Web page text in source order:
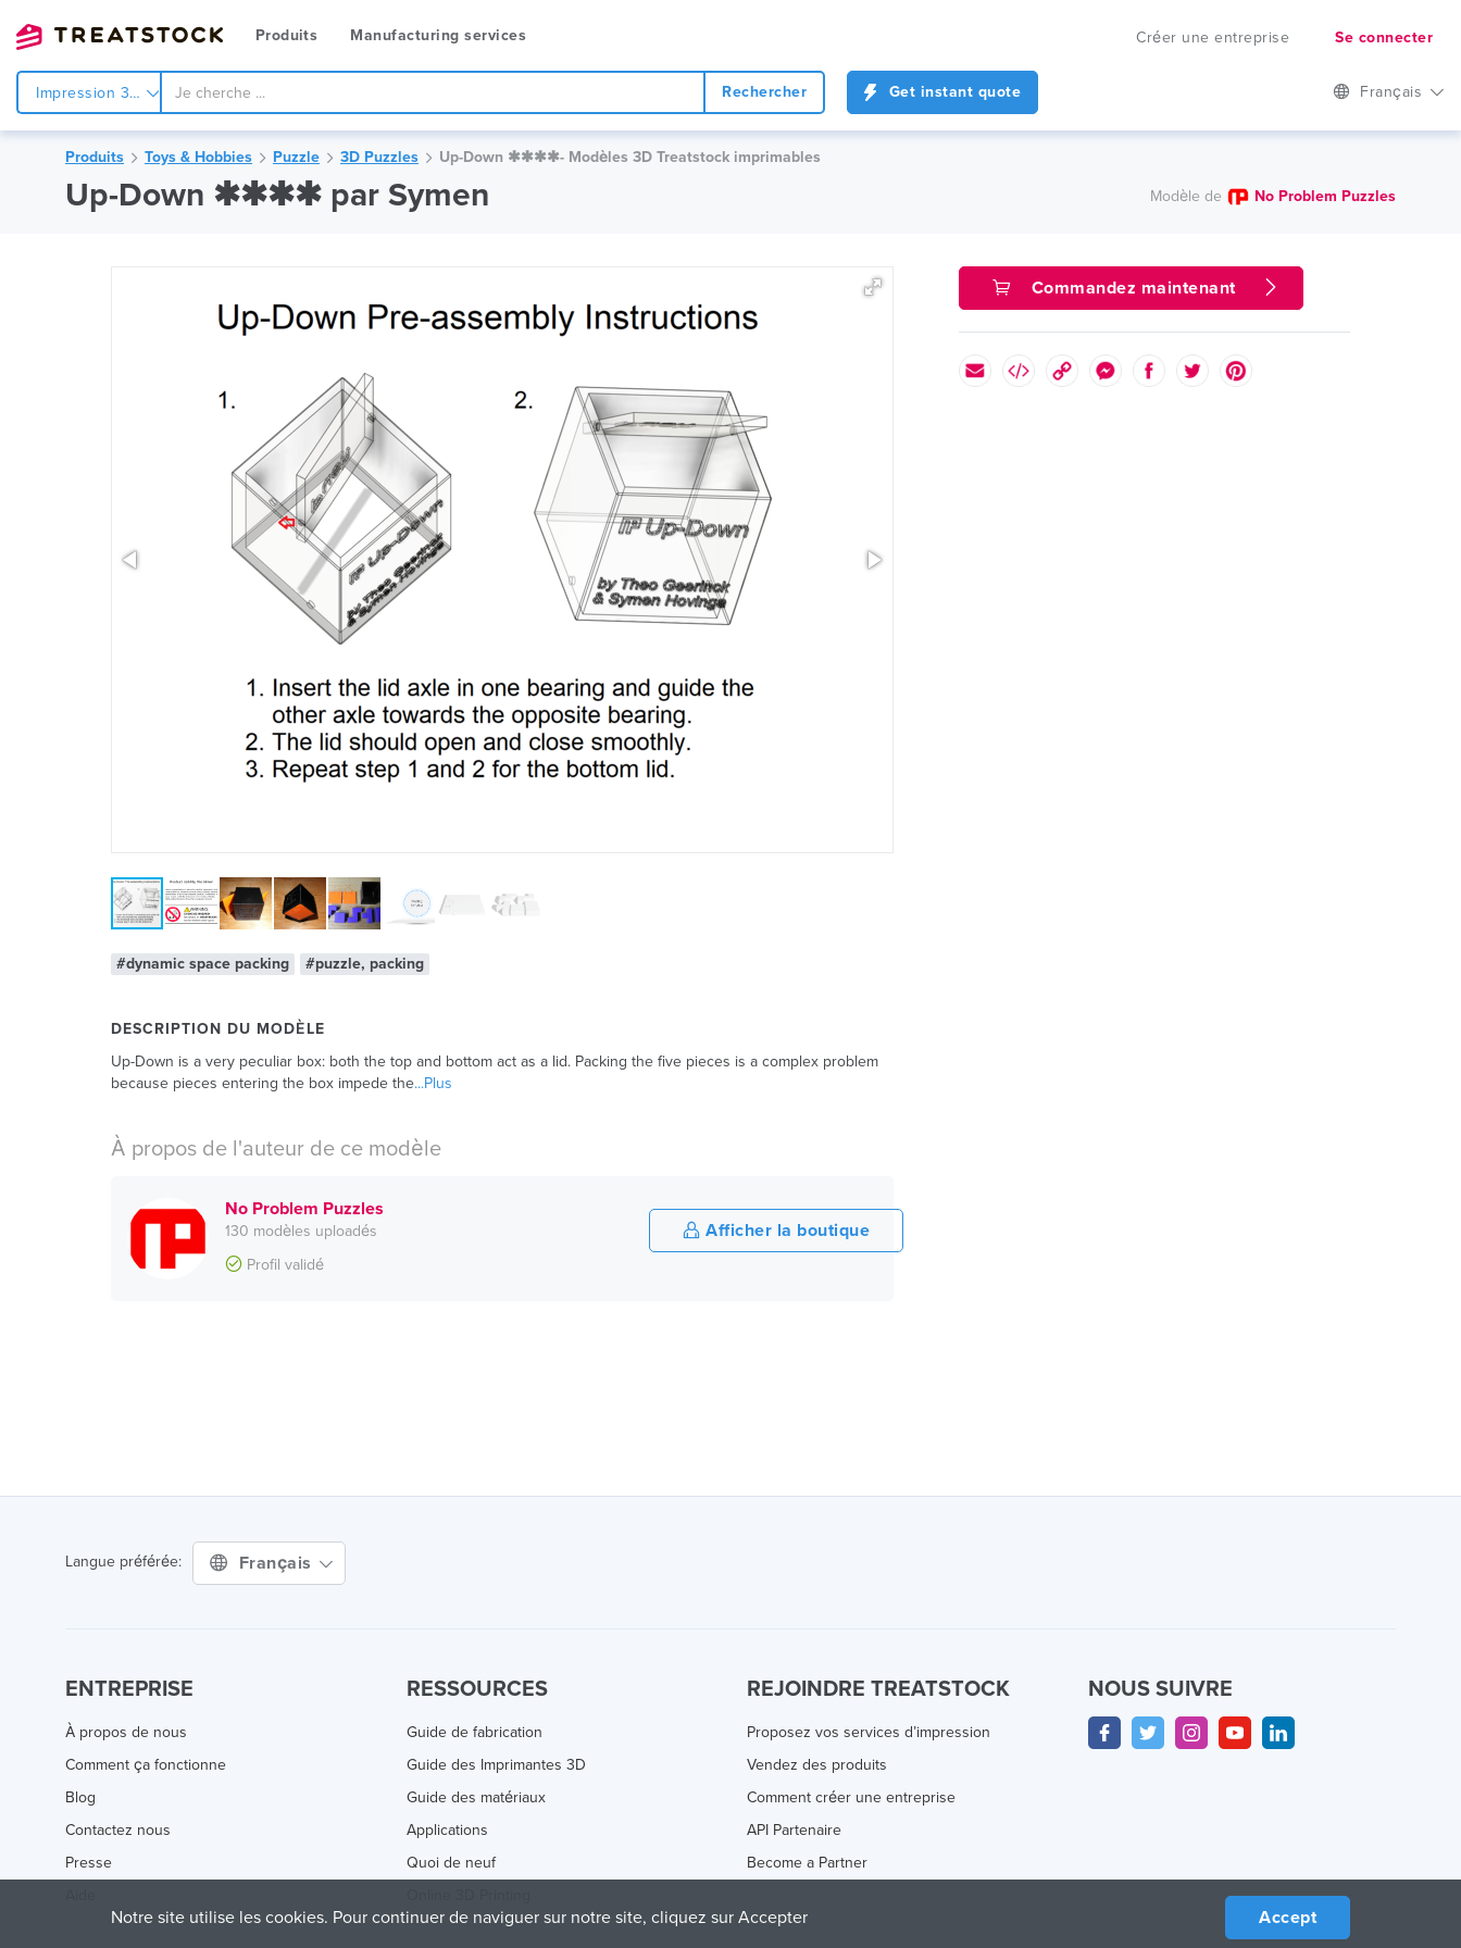
Produits Manufacturing services Créer une entreprise Se connecter
Impression 3d Rechercher Get instant quote Français
Produits Toys & Hobbies Puzzle 3D Puzzles Up-Down ✱✱✱✱- Modèles 3D Treatstock imprimables
Up-Down ✱✱✱✱ par Symen Modèle de No Problem Puzzles
#dynamic space packing #puzzle, packing
Commandez maintenant
DESCRIPTION DU MODÈLE
Up-Down is a very peculiar box: both the top and bottom act as a lid. Packing the five pieces is a complex problem
because pieces entering the box impede the...Plus
À propos de l'auteur de ce modèle
No Problem Puzzles
130 modèles uploadés
Profil validé
Afficher la boutique
Langue préférée: Français
ENTREPRISE
À propos de nous
Comment ça fonctionne
Blog
Contactez nous
Presse
RESSOURCES
Guide de fabrication
Guide des Imprimantes 3D
Guide des matériaux
Applications
Quoi de neuf
REJOINDRE TREATSTOCK
Proposez vos services d’impression
Vendez des produits
Comment créer une entreprise
API Partenaire
Become a Partner
NOUS SUIVRE
Notre site utilise les cookies. Pour continuer de naviguer sur notre site, cliquez sur Accepter Accept